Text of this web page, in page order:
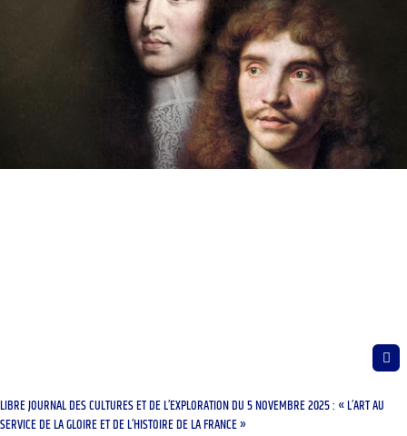
LIBRE JOURNAL DES CULTURES ET DE L’EXPLORATION DU 5 NOVEMBRE 2025 : « L’ART AU
SERVICE DE LA GLOIRE ET DE L’HISTOIRE DE LA FRANCE »